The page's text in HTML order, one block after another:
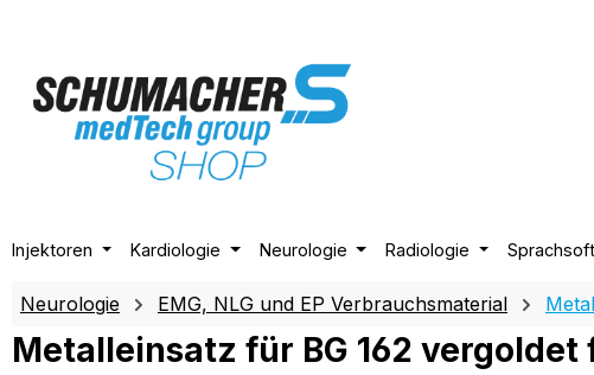
Injektoren Kardiologie Neurologie Radiologie
Neurologie EMG, NLG und EP Verbrauchsmaterial
Metalleinsatz für BG 162